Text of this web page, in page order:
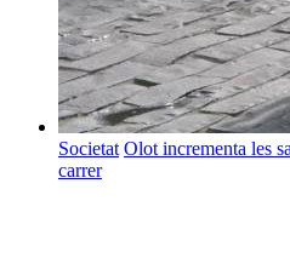
Societat Olot incrementa les
carrer